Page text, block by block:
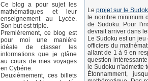
Ce blog a pour sujet les
mathématiques et leur
enseignement au Lycée.
Son but est triple.
Premièrement, ce blog est
pour moi une manière
idéale de classer les
informations que je glâne
au cours de mes voyages
en Cybérie.
Deuxièmement, ces billets
Le projet sur le
le nombre minimum
de Sudoku. Pour
devrait arriver dans
Le Sudoku est un
officiers du
allant de 1 à 9 en
question
le Sudoku n'admette
Étonnamment,